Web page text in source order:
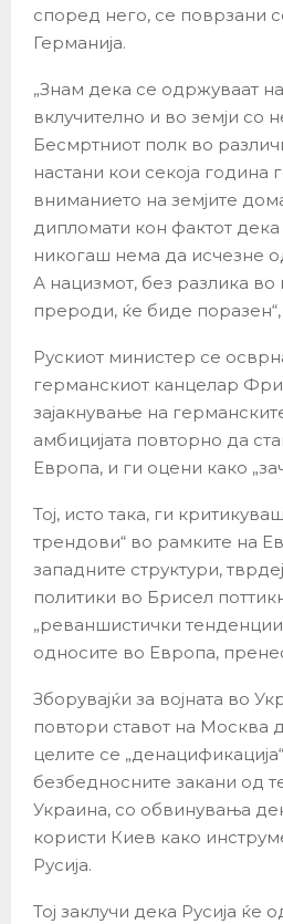
според него, се поврзани
Германија.
„Знам дека се одржуваат
вклучително и во земји со
Бесмртниот полк во
настани кои секоја година
вниманието на земјите
дипломати кон фактот дека
никогаш нема да исчезне
А нацизмот, без разлика
прероди, ќе биде
Рускиот министер се
германскиот канцелар
зајакнување на
амбицијата повторно да
Европа, и ги оцени како
Тој, исто така, ги
трендови“ во рамките на
западните структури,
политики во Брисел
„реваншистички
односите во Европа,
Зборувајќи за војната во
повтори ставот на Москва
целите се
безбедносните закани од
Украина, со обвинувања
користи Киев како
Русија.
Тој заклучи дека Русија ќе